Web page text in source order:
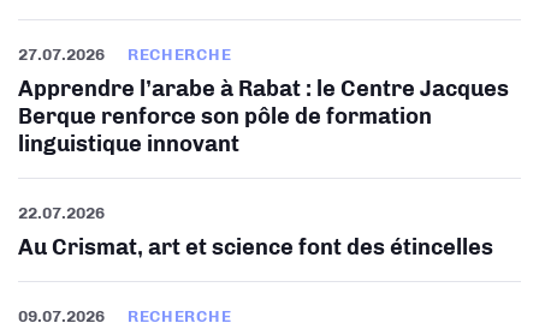
27.07.2026 RECHERCHE
Apprendre l’arabe à Rabat : le Centre Jacques
Berque renforce son pôle de formation
linguistique innovant
22.07.2026
Au Crismat, art et science font des étincelles
09.07.2026 RECHERCHE